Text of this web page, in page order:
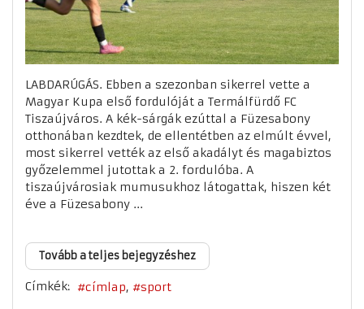
LABDARÚGÁS. Ebben a szezonban sikerrel vette a
Magyar Kupa első fordulóját a Termálfürdő FC
Tiszaújváros. A kék-sárgák ezúttal a Füzesabony
otthonában kezdtek, de ellentétben az elmúlt évvel,
most sikerrel vették az első akadályt és magabiztos
győzelemmel jutottak a 2. fordulóba. A
tiszaújvárosiak mumusukhoz látogattak, hiszen két
éve a Füzesabony ...
Tovább a teljes bejegyzéshez
Címkék: címlap sport